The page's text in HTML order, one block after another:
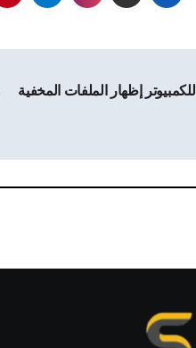
تحميل برنامج USB Show Free للكمبيوتر إظهار الملفات المخفية